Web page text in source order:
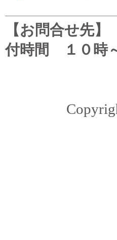
【お問合せ先
付時間 １０時